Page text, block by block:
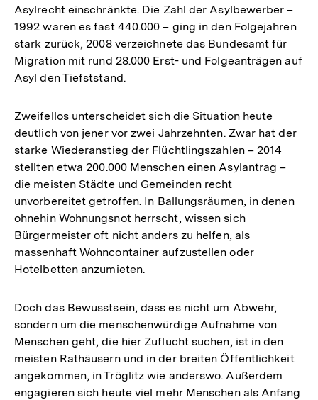
Asylrecht einschränkte. Die Zahl der Asylbewerber –
1992 waren es fast 440.000 – ging in den Folgejahren
stark zurück, 2008 verzeichnete das Bundesamt für
Migration mit rund 28.000 Erst- und Folgeanträgen auf
Asyl den Tiefststand.
Zweifellos unterscheidet sich die Situation heute
deutlich von jener vor zwei Jahrzehnten. Zwar hat der
starke Wiederanstieg der Flüchtlingszahlen – 2014
stellten etwa 200.000 Menschen einen Asylantrag –
die meisten Städte und Gemeinden recht
unvorbereitet getroffen. In Ballungsräumen, in denen
ohnehin Wohnungsnot herrscht, wissen sich
Bürgermeister oft nicht anders zu helfen, als
massenhaft Wohncontainer aufzustellen oder
Hotelbetten anzumieten.
Doch das Bewusstsein, dass es nicht um Abwehr,
sondern um die menschenwürdige Aufnahme von
Menschen geht, die hier Zuflucht suchen, ist in den
meisten Rathäusern und in der breiten Öffentlichkeit
angekommen, in Tröglitz wie anderswo. Außerdem
engagieren sich heute viel mehr Menschen als Anfang